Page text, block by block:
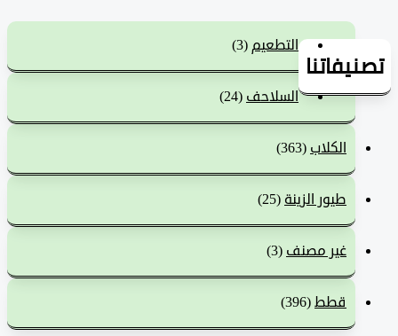
التطعيم(3)
السلاحف(24)
الكلاب(363)
طيور الزينة (25)
غير مصنف(3)
قطط (396)